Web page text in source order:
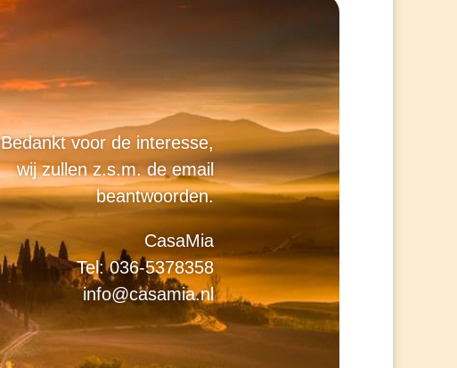
Bedankt voor de interesse,
wij zullen z.s.m. de email
beantwoorden.
CasaMia
Tel: 036-5378358
info@casamia.nl